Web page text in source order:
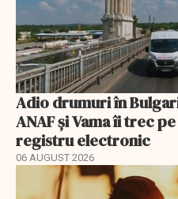
Adio drumuri în
ANAF și Vama îi trec
registru electronic
06 AUGUST 2026